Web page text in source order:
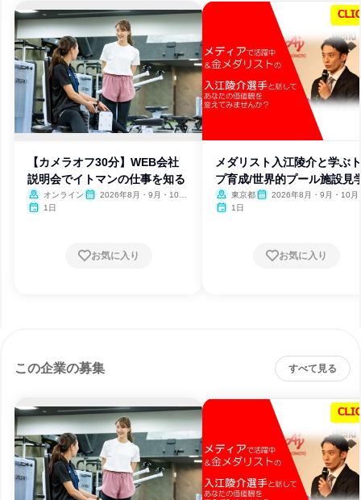
【カメラオフ30分】WEB会社
説明会でイトマンの仕事を知る
オンライン
2026年8月・9月・10
1日
お気に入り
メダリスト入江陵介と学ぶ
プ育成/世界的プール施設見
東京都
2026年8月・9月・10月
1日
お気に入り
この企業の募集 すべて見る